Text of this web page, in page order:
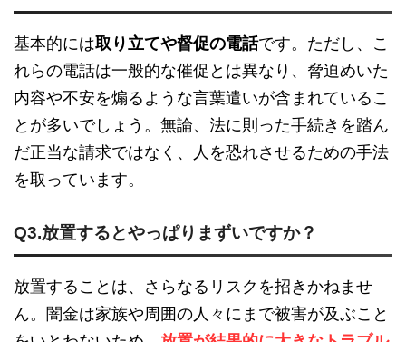
基本的には取り立てや督促の電話です。ただし、こ
れらの電話は一般的な催促とは異なり、脅迫めいた
内容や不安を煽るような言葉遣いが含まれているこ
とが多いでしょう。無論、法に則った手続きを踏ん
だ正当な請求ではなく、人を恐れさせるための手法
を取っています。
Q3.放置するとやっぱりまずいですか？
放置することは、さらなるリスクを招きかねませ
ん。闇金は家族や周囲の人々にまで被害が及ぶこと